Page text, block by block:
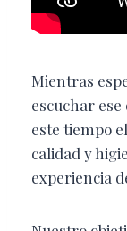
Mientras
escuchar ese
este tiempo
calidad y
experiencia